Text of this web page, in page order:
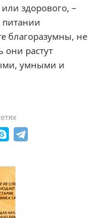
здорового, –
питании
благоразумны, не
они растут
умными и